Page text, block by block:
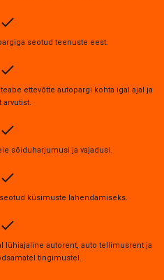
seotud teenuste eest.
ettevõtte autopargi kohta igal ajal ja
arvutist.
sõiduharjumusi ja vajadusi.
küsimuste lahendamiseks.
lühiajaline autorent, auto tellimusrent ja
tingimustel.